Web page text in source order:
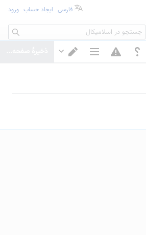
فارسی ایجاد حساب ورود
جستجو